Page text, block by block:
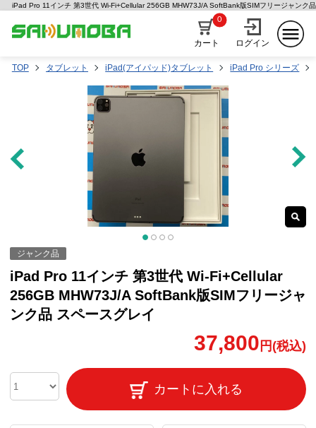
iPad Pro 11インチ 第3世代 Wi-Fi+Cellular 256GB MHW73J/A SoftBank版SIMフリージャンク
カート
0
ログイン
TOP タブレット iPad(アイパッド)タブレット iPad Pro シリーズ
ジャンク品
iPad Pro 11インチ 第3世代 Wi-Fi+Cellular
256GB MHW73J/A SoftBank版SIMフリージャ
ンク品 スペースグレイ
37,800 円(税込)
カートに入れる